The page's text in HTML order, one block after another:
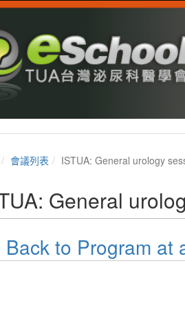
會議列表 ISTUA: General urology
General
Back to Program at